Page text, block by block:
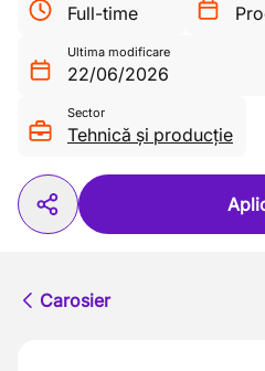
Full-time
Ultima modificare
22/06/2026
Sector
Tehnică și producție
Carosier